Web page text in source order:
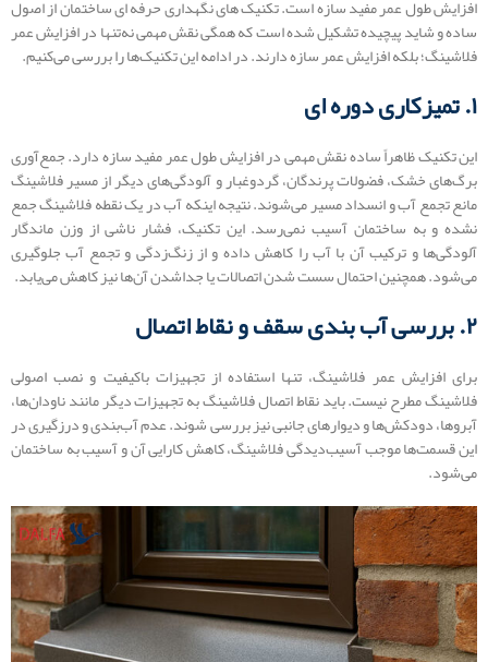
افزایش طول عمر مفید سازه است. تکنیک های نگهداری حرفه ای ساختمان از اصول
ساده و شاید پیچیده تشکیل شده است که همگی نقش مهمی نه‌تنها در افزایش عمر
فلاشینگ؛ بلکه افزایش عمر سازه دارند. در ادامه این تکنیک‌ها را بررسی می‌کنیم.
۱. تمیزکاری دوره ‌ای
این تکنیک ظاهراً ساده نقش مهمی در افزایش طول عمر مفید سازه دارد. جمع‌آوری
برگ‌های خشک، فضولات پرندگان، گردوغبار و آلودگی‌های دیگر از مسیر فلاشینگ
مانع تجمع آب و انسداد مسیر می‌شوند. نتیجه اینکه آب در یک نقطه فلاشینگ جمع
نشده و به ساختمان آسیب نمی‌رسد. این تکنیک، فشار ناشی از وزن ماندگار
آلودگی‌ها و ترکیب آن با آب را کاهش داده و از زنگ‌زدگی و تجمع آب جلوگیری
می‌شود. همچنین احتمال سست شدن اتصالات یا جداشدن آن‌ها نیز کاهش می‌یابد.
۲. بررسی آب‌ بندی سقف و نقاط اتصال
برای افزایش عمر فلاشینگ، تنها استفاده از تجهیزات باکیفیت و نصب اصولی
فلاشینگ مطرح نیست. باید نقاط اتصال فلاشینگ به تجهیزات دیگر مانند ناودان‌ها،
آبروها، دودکش‌ها و دیوارهای جانبی نیز بررسی شوند. عدم آب‌بندی و درزگیری در
این قسمت‌ها موجب آسیب‌دیدگی فلاشینگ، کاهش کارایی آن و آسیب به ساختمان
می‌شود.